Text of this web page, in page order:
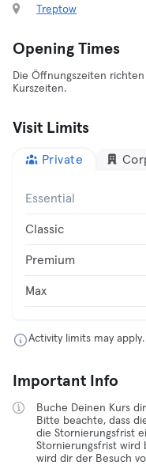
Treptow
Opening Times
Die Öffnungszeiten
Kurszeiten.
Visit Limits
Private
Essential
Classic
Premium
Max
Activity limits may
Important Info
Buche Deinen Kurs
Bitte beachte, dass
die Stornierungsfrist
Stornierungsfrist wird
wird dir der Besuch